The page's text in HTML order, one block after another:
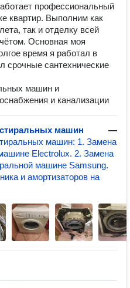
профессиональный
квартир. Выполним как
так и отделку всей
Основная моя
время я работал в
срочные сантехнические
машин и
и канализации
машин
—
машин: 1. Замена
Electrolux. 2. Замена
машине Samsung.
и амортизаторов на